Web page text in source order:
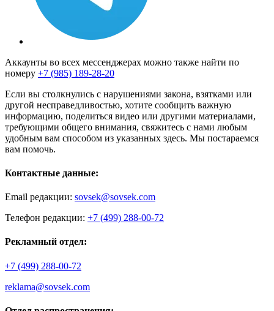
Аккаунты во всех мессенджерах можно также найти по
номеру +7 (985) 189-28-20
Если вы столкнулись с нарушениями закона, взятками или
другой несправедливостью, хотите сообщить важную
информацию, поделиться видео или другими материалами,
требующими общего внимания, свяжитесь с нами любым
удобным вам способом из указанных здесь. Мы постараемся
вам помочь.
Контактные данные:
Email редакции: sovsek@sovsek.com
Телефон редакции: +7 (499) 288-00-72
Рекламный отдел:
+7 (499) 288-00-72
reklama@sovsek.com